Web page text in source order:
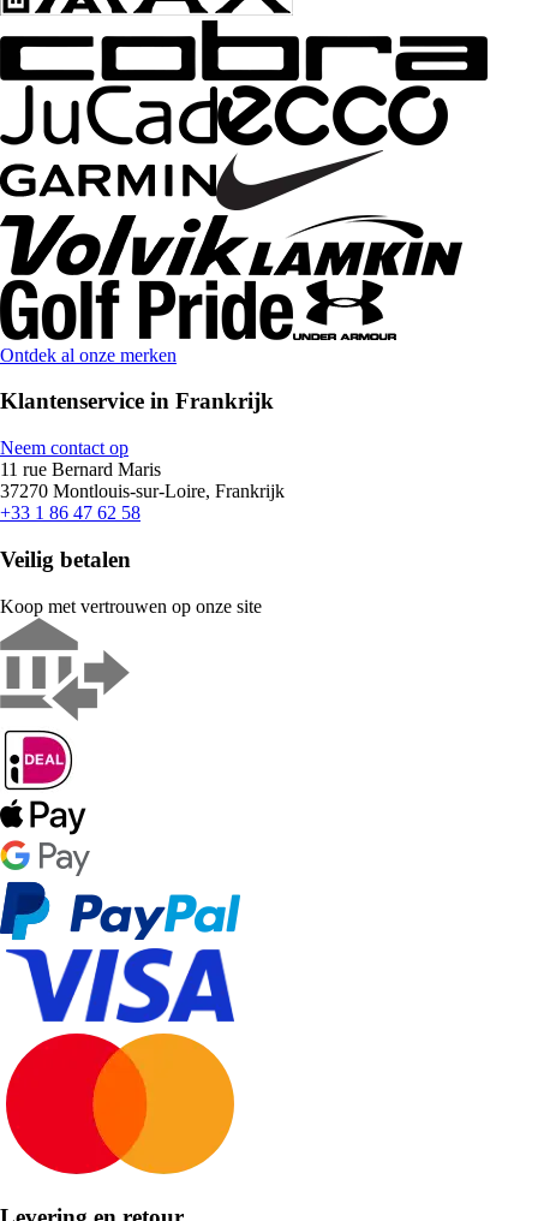
Ontdek al onze merken
Klantenservice in Frankrijk
Neem contact op
11 rue Bernard Maris
37270 Montlouis-sur-Loire, Frankrijk
+33 1 86 47 62 58
Veilig betalen
Koop met vertrouwen op onze site